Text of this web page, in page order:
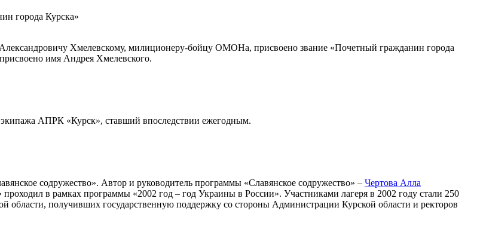
города Курска»
Хмелевскому, милиционеру-бойцу ОМОНа, присвоено звание «Почетный гражданин города
имя Андрея Хмелевского.
АПРК «Курск», ставший впоследствии ежегодным.
содружество». Автор и руководитель программы «Славянское содружество» – Чертова Алла
проходил в рамках программы «2002 год – год Украины в России». Участниками лагеря в 2002 году стали 250
области, получивших государственную поддержку со стороны Администрации Курской области и ректоров